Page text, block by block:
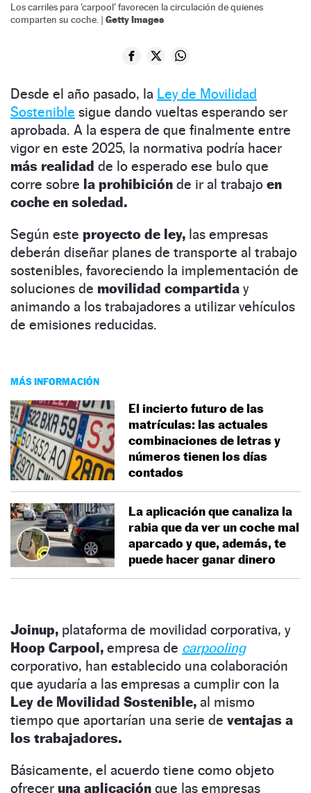
Los carriles para 'carpool' favorecen la circulación de quienes
comparten su coche. | Getty Images
Desde el año pasado, la Ley de Movilidad
Sostenible sigue dando vueltas esperando ser
aprobada. A la espera de que finalmente entre
vigor en este 2025, la normativa podría hacer
más realidad de lo esperado ese bulo que
corre sobre la prohibición de ir al trabajo en
coche en soledad.
Según este proyecto de ley, las empresas
deberán diseñar planes de transporte al trabajo
sostenibles, favoreciendo la implementación de
soluciones de movilidad compartida y
animando a los trabajadores a utilizar vehículos
de emisiones reducidas.
MÁS INFORMACIÓN
El incierto futuro de las
matrículas: las actuales
combinaciones de letras y
números tienen los días
contados
La aplicación que canaliza la
rabia que da ver un coche mal
aparcado y que, además, te
puede hacer ganar dinero
Joinup, plataforma de movilidad corporativa, y
Hoop Carpool, empresa de carpooling
corporativo, han establecido una colaboración
que ayudaría a las empresas a cumplir con la
Ley de Movilidad Sostenible, al mismo
tiempo que aportarían una serie de ventajas a
los trabajadores.
Básicamente, el acuerdo tiene como objeto
ofrecer una aplicación que las empresas